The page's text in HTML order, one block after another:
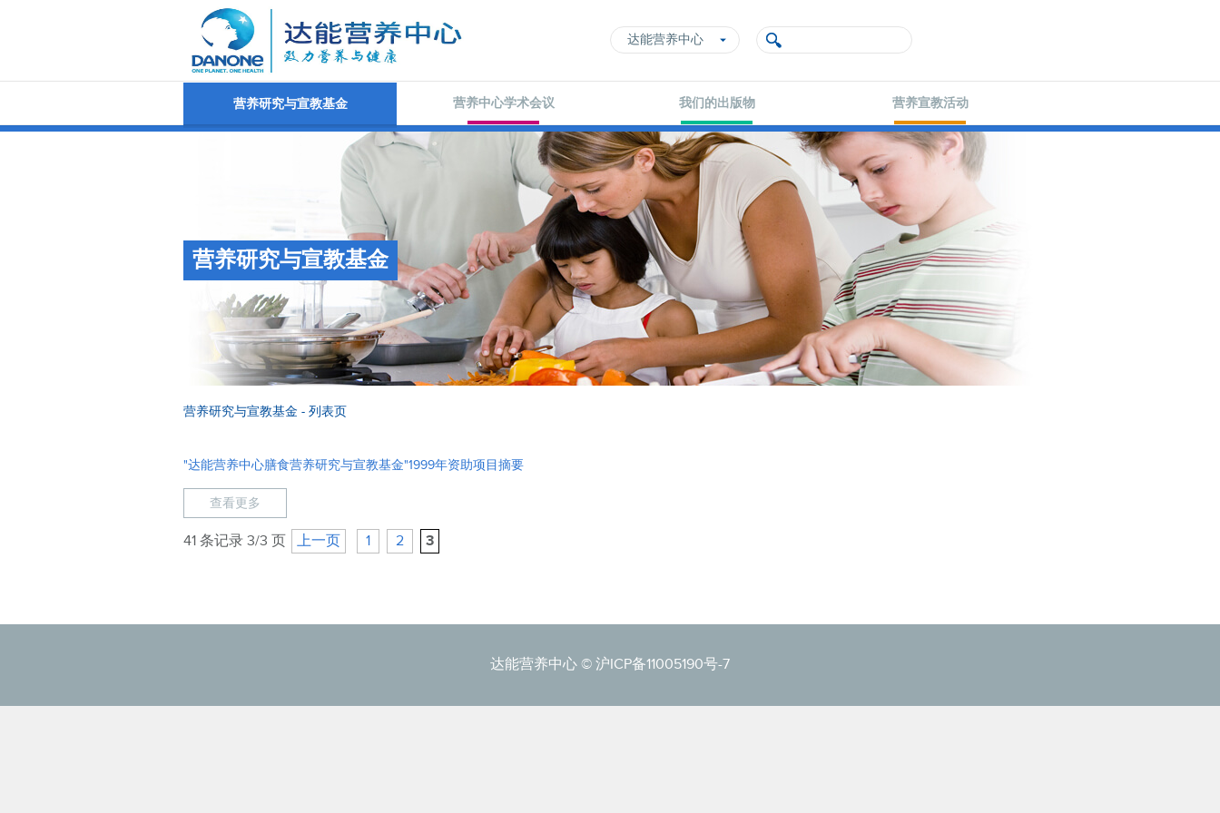
达能营养中心
营养研究与宣教基金 营养中心学术会议 我们的出版物 营养宣教活动
营养研究与宣教基金
营养研究与宣教基金 - 列表页
"达能营养中心膳食营养研究与宣教基金"1999年资助项目摘要
查看更多
41 条记录 3/3 页 上一页 1 2 3
达能营养中心 © 沪ICP备11005190号-7